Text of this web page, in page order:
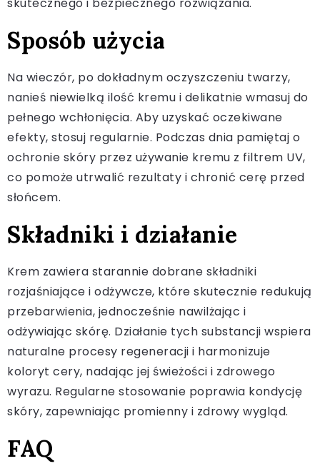
Sposób użycia
Na wieczór, po dokładnym oczyszczeniu twarzy,
nanieś niewielką ilość kremu i delikatnie wmasuj do
pełnego wchłonięcia. Aby uzyskać oczekiwane
efekty, stosuj regularnie. Podczas dnia pamiętaj o
ochronie skóry przez używanie kremu z filtrem UV,
co pomoże utrwalić rezultaty i chronić cerę przed
słońcem.
Składniki i działanie
Krem zawiera starannie dobrane składniki
rozjaśniające i odżywcze, które skutecznie redukują
przebarwienia, jednocześnie nawilżając i
odżywiając skórę. Działanie tych substancji wspiera
naturalne procesy regeneracji i harmonizuje
koloryt cery, nadając jej świeżości i zdrowego
wyrazu. Regularne stosowanie poprawia kondycję
skóry, zapewniając promienny i zdrowy wygląd.
FAQ